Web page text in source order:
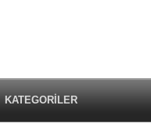
KATEGORİLER